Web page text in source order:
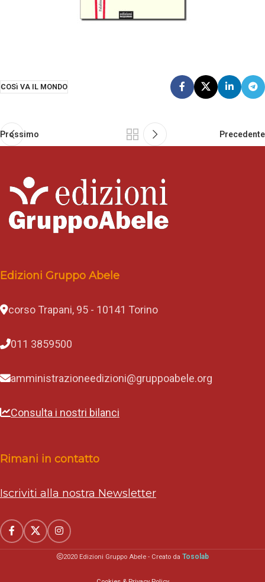
COSì VA IL MONDO
Prossimo Precedente
Edizioni Gruppo Abele
corso Trapani, 95 - 10141 Torino
011 3859500
amministrazioneedizioni@gruppoabele.org
Consulta i nostri bilanci
Rimani in contatto
Iscriviti alla nostra Newsletter
2020 Edizioni Gruppo Abele - Creato da Tosolab